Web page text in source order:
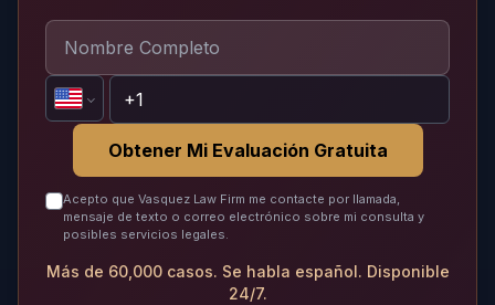
Obtener Mi Evaluación Gratuita
Acepto que Vasquez Law Firm me contacte por llamada,
mensaje de texto o correo electrónico sobre mi consulta y
posibles servicios legales.
Más de 60,000 casos. Se habla español. Disponible
24/7.